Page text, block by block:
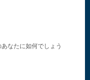
なたに如何でしょう